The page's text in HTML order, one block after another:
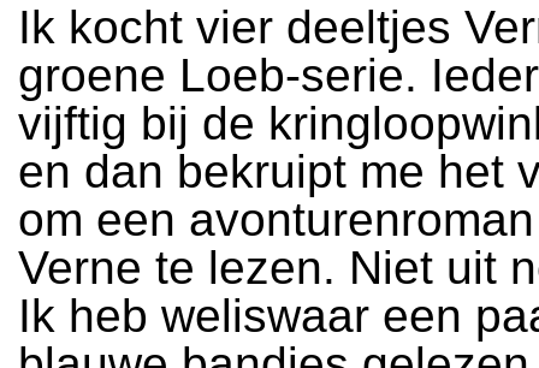
Ik kocht vier deeltjes
groene Loeb-serie.
vijftig bij de
en dan bekruipt me het
om een
Verne te lezen. Niet uit
Ik heb weliswaar een